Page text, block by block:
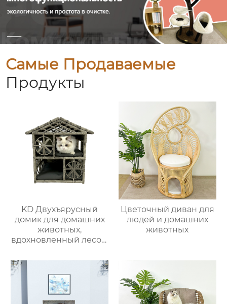
Самые Продаваемые
Продукты
KD Двухъярусный
домик для домашних
животных,
вдохновленный лесом
Цветочный диван для
людей и домашних
животных